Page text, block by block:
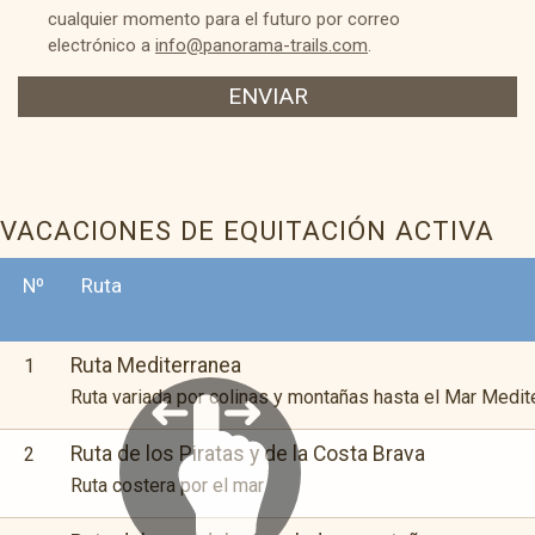
cualquier momento para el futuro por correo
electrónico a info@panorama-trails.com.
ENVIAR
VACACIONES DE EQUITACIÓN ACTIVA
Nº Ruta
1 Ruta Mediterranea
Ruta variada por colinas y montañas hasta el Mar
2 Ruta de los Piratas y de la Costa Brava
Ruta costera por el mar